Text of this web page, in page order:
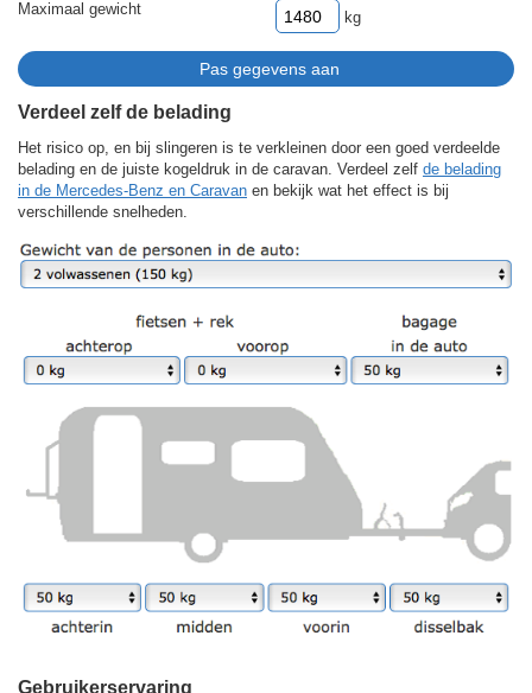
Maximaal gewicht kg
Verdeel zelf de belading
Het risico op, en bij slingeren is te verkleinen door een goed verdeelde
belading en de juiste kogeldruk in de caravan. Verdeel zelf de belading
in de Mercedes-Benz en Caravan en bekijk wat het effect is bij
verschillende snelheden.
Gebruikerservaring